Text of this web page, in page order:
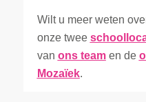
Wilt u meer weten
onze twee
van ons teamen de
Mozaïek.